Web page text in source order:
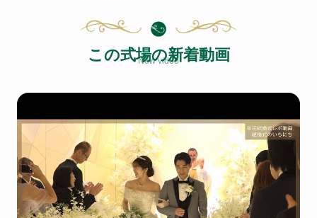
New video
この式場の新着動画